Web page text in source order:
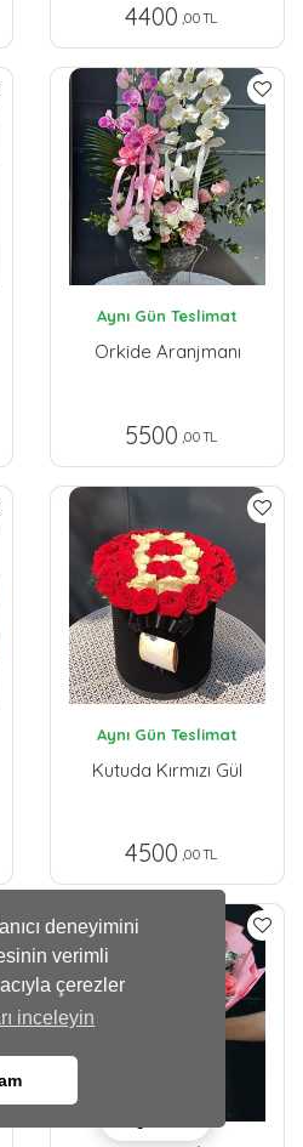
deneyimini
verimli
çerezler
inceleyin
4400 ,00 TL
Aynı Gün Teslimat
Orkide Aranjmanı
5500 ,00 TL
Aynı Gün Teslimat
Kutuda Kırmızı Gül
4500 ,00 TL